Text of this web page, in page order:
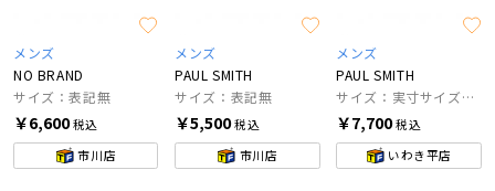
メンズ
NO BRAND
サイズ：表記無
￥6,600税込
市川店
メンズ
PAUL SMITH
サイズ：表記無
￥5,500税込
市川店
メンズ
PAUL SMITH
サイズ：実寸サイズにてご確認ください。
￥7,700税込
いわき平店